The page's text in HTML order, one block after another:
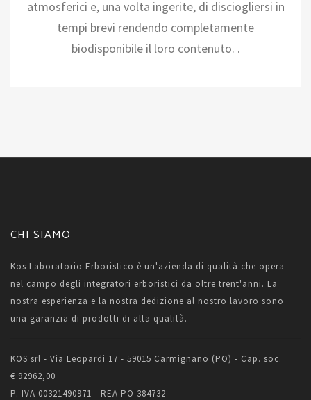
atmosferici e, una volta ingerite, di disciogliersi in
tempi brevi rendendo completamente
biodisponibile il loro contenuto. .
CHI SIAMO
Kos Laboratorio Erboristico è un'azienda di qualità che opera
nel campo degli integratori erboristici da oltre trent'anni. La
nostra esperienza e la nostra dedizione al nostro lavoro sono
una garanzia di prodotti di alta qualità.
KOS srl - Via Leopardi 17 - 59015 Carmignano (PO) - Cap. soc.
€ 92962,00
P. IVA 00321490971 - REA PO 384732